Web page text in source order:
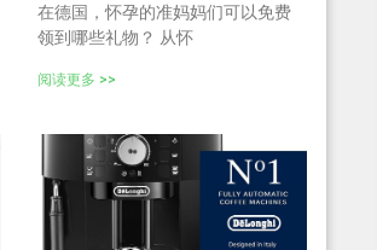
在德国，怀孕的准妈妈们可以免费
领到哪些礼物？ 从怀
阅读更多 >>